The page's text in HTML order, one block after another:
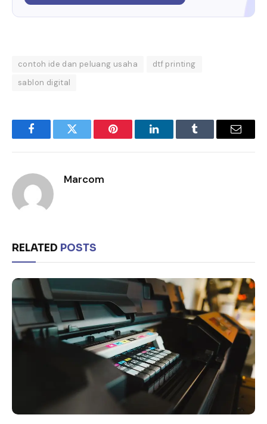
contoh ide dan peluang usaha
dtf printing
sablon digital
FacebookTwitter Pinterest LinkedInTumblr Email
Marcom
RELATED POSTS